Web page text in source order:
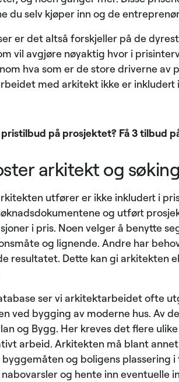
du selv kjøper inn og de
er det altså forskjeller på de
vil avgjøre nøyaktig hvor i
hva som er de store driverne
med arkitekt ikke er inkludert
på prosjektet? Få 3 tilbud
arkitekt og
utfører er ikke inkludert i
og utført
i pris. Noen velger å benytte
og lignende. Andre har
resultatet. Dette kan gi arkitekten
ser vi arkitektarbeidet ofte
ved bygging av moderne hus. Av
og Bygg. Her kreves det flere
arbeid. Arkitekten må blant
byggemåten og boligens
og hente inn eventuelle